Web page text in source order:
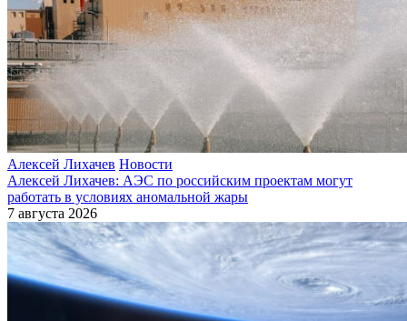
Алексей Лихачев Новости
Алексей Лихачев: АЭС по российским проектам могут
работать в условиях аномальной жары
7 августа 2026